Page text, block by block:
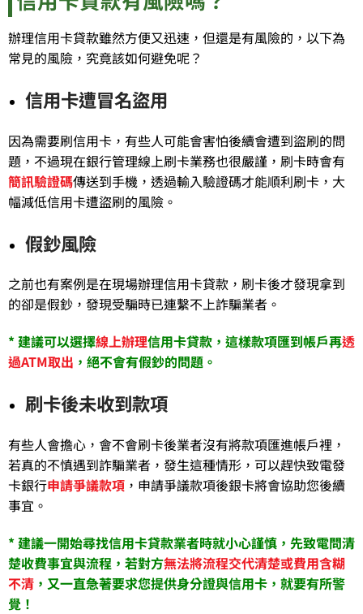
辦理信用卡貸款雖然方便又迅速，但還是有風險的，以下為
常見的風險，究竟該如何避免呢？
信用卡遭冒名盜用
因為需要刷信用卡，有些人可能會害怕後續會遭到盜刷的問
題，不過現在銀行管理線上刷卡業務也很嚴謹，刷卡時會有
簡訊驗證碼傳送到手機，透過輸入驗證碼才能順利刷卡，大
幅減低信用卡遭盜刷的風險。
假鈔風險
之前也有案例是在現場辦理信用卡貸款，刷卡後才發現拿到
的卻是假鈔，發現受騙時已連繫不上詐騙業者。
* 建議可以選擇線上辦理信用卡貸款，這樣款項匯到帳戶再透
過ATM取出 ，絕不會有假鈔的問題。
刷卡後未收到款項
有些人會擔心，會不會刷卡後業者沒有將款項匯進帳戶裡，
若真的不慎遇到詐騙業者，發生這種情形，可以趕快致電發
卡銀行申請爭議款項 ，申請爭議款項後銀卡將會協助您後續
事宜。
* 建議一開始尋找信用卡貸款業者時就小心謹慎，先致電問清
楚收費事宜與流程，若對方無法將流程交代清楚或費用含糊
不清 ，又一直急著要求您提供身分證與信用卡，就要有所警
覺！